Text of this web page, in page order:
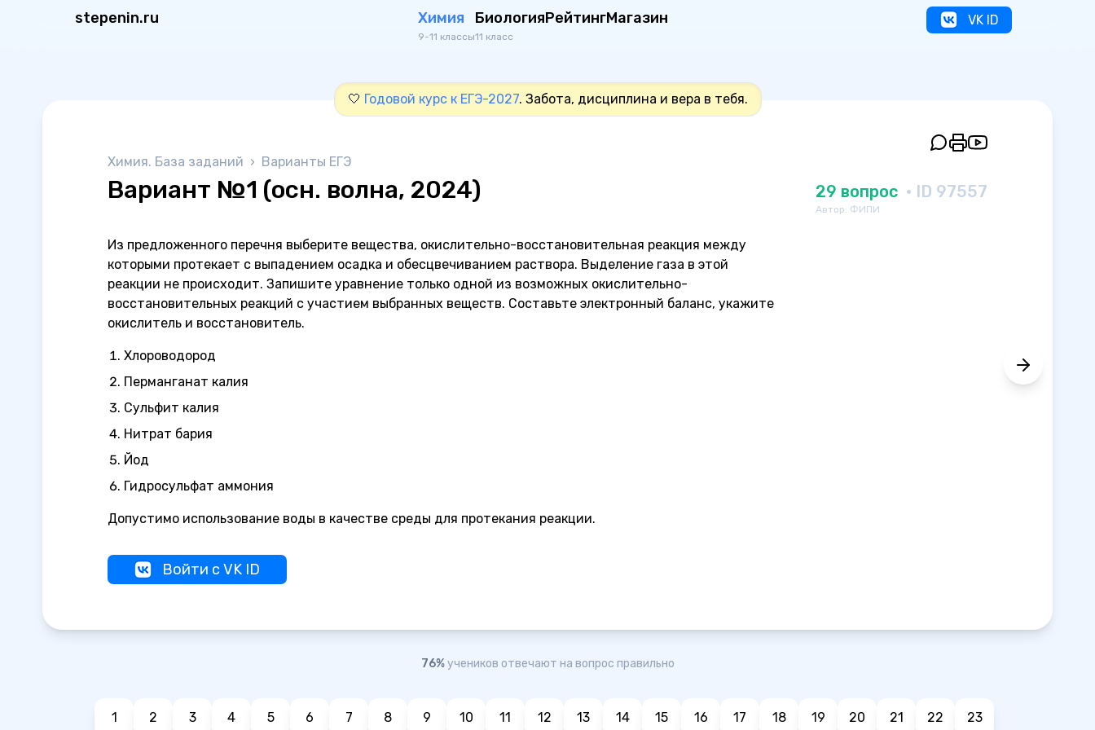
stepenin.ru Химия
9-11 классы
Биология
11 класс
РейтингМагазин VK ID
🤍 Годовой курс к ЕГЭ-2027. Забота, дисциплина и вера в тебя.
Химия. База заданий › Варианты ЕГЭ
Вариант №1 (осн. волна, 2024) 29 вопрос · ID 97557
Автор: ФИПИ
Из предложенного перечня выберите вещества, окислительно-восстановительная реакция между
которыми протекает с выпадением осадка и обесцвечиванием раствора. Выделение газа в этой
реакции не происходит. Запишите уравнение только одной из возможных окислительно-
восстановительных реакций с участием выбранных веществ. Составьте электронный баланс, укажите
окислитель и восстановитель.
Хлороводород
Перманганат калия
Сульфит калия
Нитрат бария
Йод
Гидросульфат аммония
Допустимо использование воды в качестве среды для протекания реакции.
Войти с VK ID
76%учеников отвечают на вопрос правильно
1 2 3 4 5 6 7 8 9 10 11 12 13 14 15 16 17 18 19 20 21 22 23